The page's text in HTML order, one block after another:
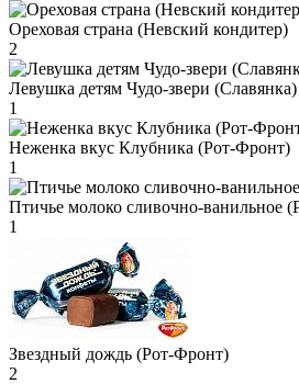
Ореховая страна (Невский кондитер)
2
Левушка детям Чудо-звери (Славянка)
1
Неженка вкус Клубника (Рот-Фронт)
1
Птичье молоко сливочно-ванильное
1
Звездный дождь (Рот-Фронт)
2